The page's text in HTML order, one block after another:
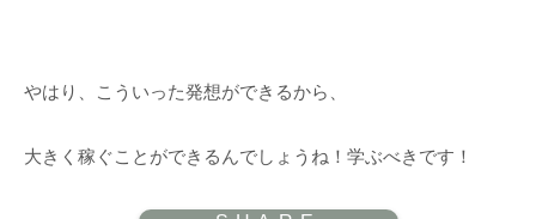
やはり、こういった発想ができるから、
大きく稼ぐことができるんでしょうね！学ぶべきです！